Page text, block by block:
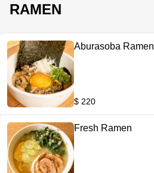
RAMEN
Aburasoba Ramen
$ 220
Fresh Ramen